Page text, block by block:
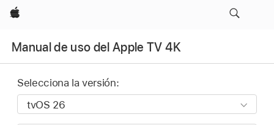
Apple
Manual de uso del Apple TV 4K
Selecciona la versión: